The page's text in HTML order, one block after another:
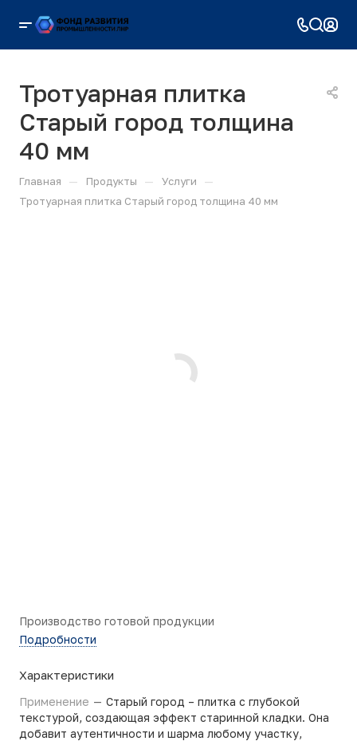
Тротуарная плитка
Старый город толщина
40 мм
Главная — Продукты — Услуги —
Тротуарная плитка Старый город толщина 40 мм
Производство готовой продукции
Подробности
Характеристики
Применение — Старый город – плитка с глубокой
текстурой, создающая эффект старинной кладки. Она
добавит аутентичности и шарма любому участку,